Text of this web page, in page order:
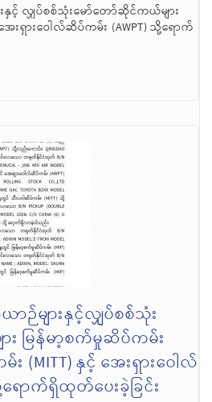
နှင့် လျှပ်စစ်သုံးမော်တော်ဆိုင်ကယ်များ
းရှားဝေါလ်ဆိပ်ကမ်း (AWPT) သို့ရောက်
ဉ်များနှင့်လျှပ်စစ်သုံး
မြန်မာ့စက်မှုဆိပ်ကမ်း
(MITT) နှင့် အေးရှားဝေါလ်
ောက်ရှိထုတ်ပေးခဲ့ခြင်း